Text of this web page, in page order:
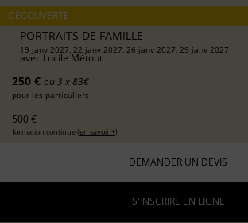
DÉCOUVERTE
PORTRAITS DE FAMILLE
19 janv 2027, 22 janv 2027, 26 janv 2027, 29 janv 2027
avec Lucile Métout
250 € ou 3 x 83€
pour les particuliers
500 €
formation continue (en savoir +)
DEMANDER UN DEVIS
S'INSCRIRE EN LIGNE